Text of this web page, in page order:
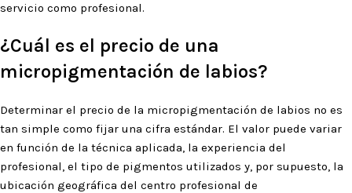
servicio como profesional.
¿Cuál es el precio de una
micropigmentación de labios?
Determinar el precio de la micropigmentación de labios no es
tan simple como fijar una cifra estándar. El valor puede variar
en función de la técnica aplicada, la experiencia del
profesional, el tipo de pigmentos utilizados y, por supuesto, la
ubicación geográfica del centro profesional de